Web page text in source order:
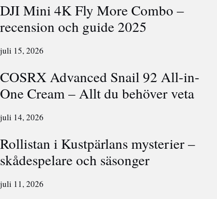
DJI Mini 4K Fly More Combo –
recension och guide 2025
juli 15, 2026
COSRX Advanced Snail 92 All-in-
One Cream – Allt du behöver veta
juli 14, 2026
Rollistan i Kustpärlans mysterier –
skådespelare och säsonger
juli 11, 2026